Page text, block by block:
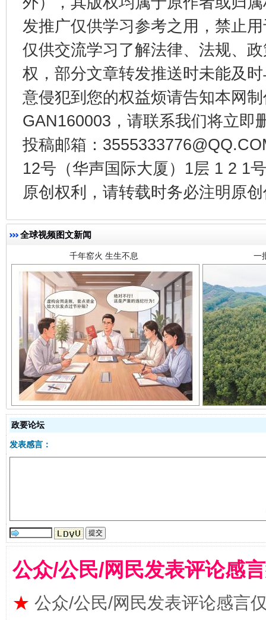
发推广仅供学习参考之用，禁止
仅供交流学习了解法律、法规、
权，部分文章转发推送时未能及
意侵犯到您的权益烦请告知本网
GAN160003，请联系我们将立即
投稿邮箱：
12号（华声国际大厦）1层 1 2 1
原创权利，请转载时务必注明原
全球视频图文新闻
东山县通报“牛蛙产品抗生素超标问题” 法
千年窑火 生生不息 一
揭开“小金库”的免责幌子
政要论坛
发表感言：
公众/公民/网民发表评论感
★ 公众/公民/网民发表评论感言